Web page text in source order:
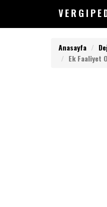
V
Anasayfa
Ek Faaliyet